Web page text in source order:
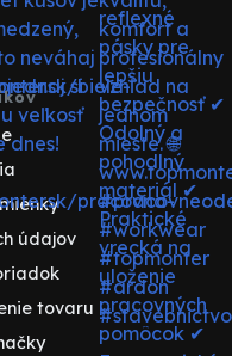
údajov
tovaru